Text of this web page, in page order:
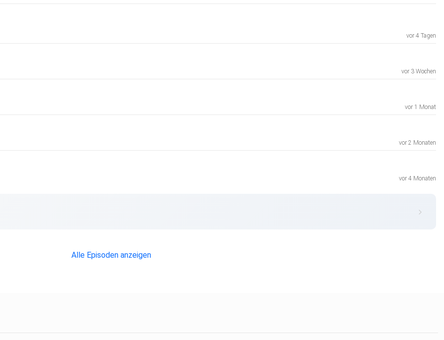
zu
vor 4 Tagen
vor 3 Wochen
vor 1 Monat
vor 2 Monaten
vor 4 Monaten
Alle Episoden anzeigen